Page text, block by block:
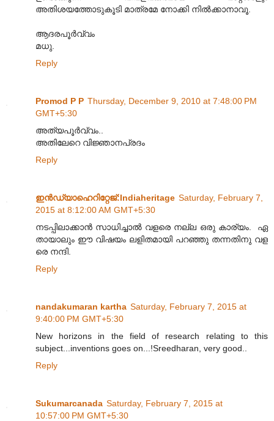
അതിശയത്തോടുകൂടി മാത്രമേ നോക്കി നിൽക്കാനാവൂ.
ആദരപൂർവ്വം
മധു.
Reply
Promod P P Thursday, December 9, 2010 at 7:48:00 PM
GMT+5:30
അത്യപൂർവ്വം..
അതിലേറെ വിജ്ഞാനപ്രദം
Reply
ഇന്‍ഡ്യാഹെറിറ്റേജ്‌:Indiaheritage Saturday, February 7,
2015 at 8:12:00 AM GMT+5:30
നടപ്പിലാക്കാൻ സാധിച്ചാൽ വളരെ നല്ല ഒരു കാര്യം. ഏ
തായാലും ഈ വിഷയം ലളിതമായി പറഞ്ഞു തന്നതിനു വള
രെ നന്ദി.
Reply
nandakumaran kartha Saturday, February 7, 2015 at
9:40:00 PM GMT+5:30
New horizons in the field of research relating to this
subject...inventions goes on...!Sreedharan, very good..
Reply
Sukumarcanada Saturday, February 7, 2015 at
10:57:00 PM GMT+5:30